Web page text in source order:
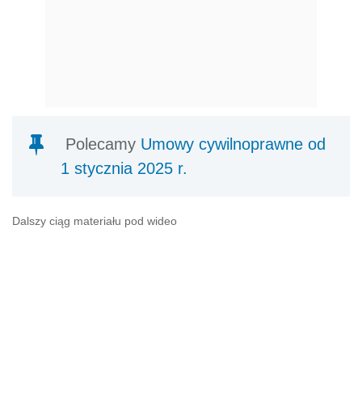
Polecamy Umowy cywilnoprawne od
1 stycznia 2025 r.
Dalszy ciąg materiału pod wideo